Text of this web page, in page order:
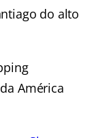
do alto
América